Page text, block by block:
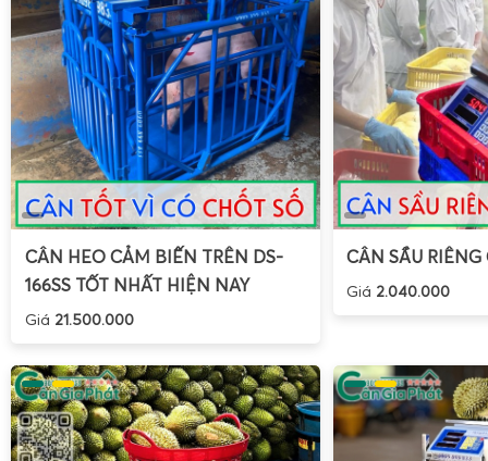
CÂN HEO CẢM BIẾN TRÊN DS-
166SS TỐT NHẤT HIỆN NAY
Giá 21.500.000
CÂN SẦU
Giá 2.040.000